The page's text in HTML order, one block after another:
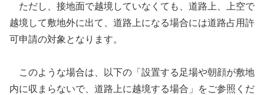
ただし、接地面で越境していなくても、道路上、上空で
越境して敷地外に出て、道路上になる場合には道路占用許
可申請の対象となります。
このような場合は、以下の「設置する足場や朝顔が敷地
内に収まらないで、道路上に越境する場合」をご参照くだ